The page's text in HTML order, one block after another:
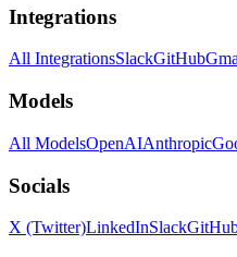
Integrations
All IntegrationsSlackGitHub
Models
All ModelsOpenAIAnthropic
Socials
X (Twitter)LinkedInSlack